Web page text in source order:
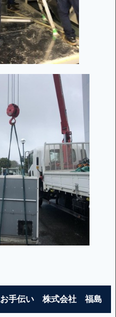
手伝い 株式会社 福島